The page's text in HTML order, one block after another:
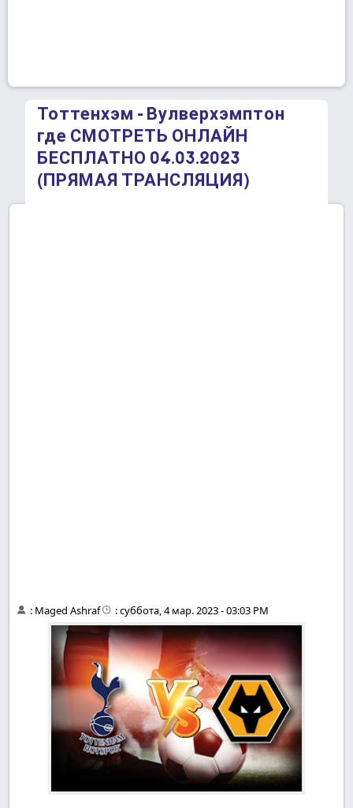
Тоттенхэм - Вулверхэмптон
где СМОТРЕТЬ ОНЛАЙН
БЕСПЛАТНО 04.03.2023
(ПРЯМАЯ ТРАНСЛЯЦИЯ)
: Maged Ashraf :суббота, 4 мар. 2023 - 03:03 PM